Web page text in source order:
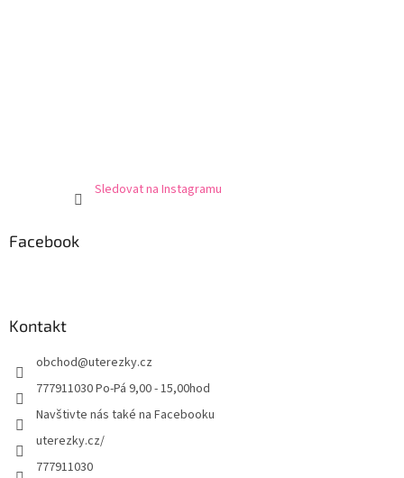
Sledovat na Instagramu
Facebook
Kontakt
obchod@uterezky.cz
777911030 Po-Pá 9,00 - 15,00hod
Navštivte nás také na Facebooku
uterezky.cz/
777911030